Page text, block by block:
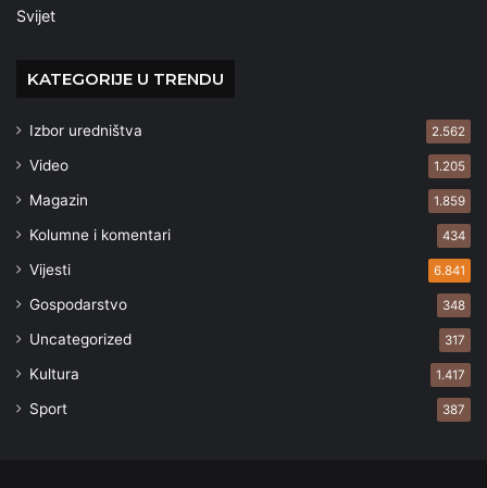
Svijet
KATEGORIJE U TRENDU
Izbor uredništva 2.562
Video 1.205
Magazin 1.859
Kolumne i komentari 434
Vijesti 6.841
Gospodarstvo 348
Uncategorized 317
Kultura 1.417
Sport 387